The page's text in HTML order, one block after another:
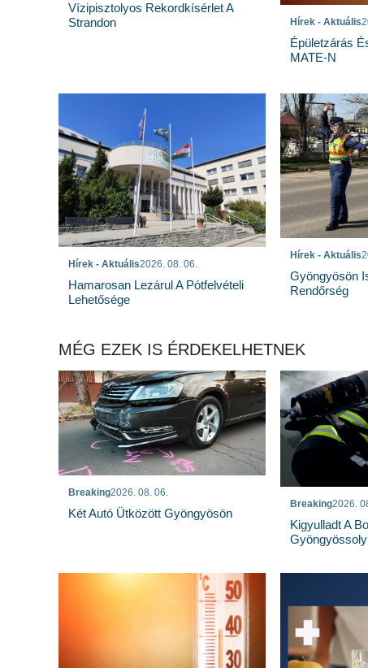
Vízipisztolyos Rekordkísérlet A
Strandon
Hírek - Aktuális
Épületzárás
MATE-N
Hírek - Aktuális2026. 08. 06.
Hamarosan Lezárul A Pótfelvételi
Lehetősége
Hírek - Aktuális
Gyöngyösön
Rendőrség
MÉG EZEK IS ÉRDEKELHETNEK
Breaking2026. 08. 06.
Két Autó Ütközött Gyöngyösön
Breaking2026.
Kigyulladt A